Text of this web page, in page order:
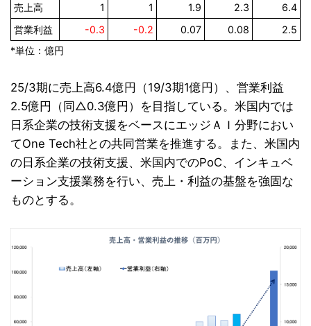
売上高
1 1 1.9 2.3
6.4
営業利益
-0.3 -0.2 0.07 0.08
2.5
*単位：億円
25/3期に売上高6.4億円（19/3期1億円）、営業利益
2.5億円（同△0.3億円）を目指している。米国内では
日系企業の技術支援をベースにエッジＡＩ分野におい
てOne Tech社との共同営業を推進する。また、米国内
の日系企業の技術支援、米国内でのPoC、インキュベ
ーション支援業務を行い、売上・利益の基盤を強固な
ものとする。